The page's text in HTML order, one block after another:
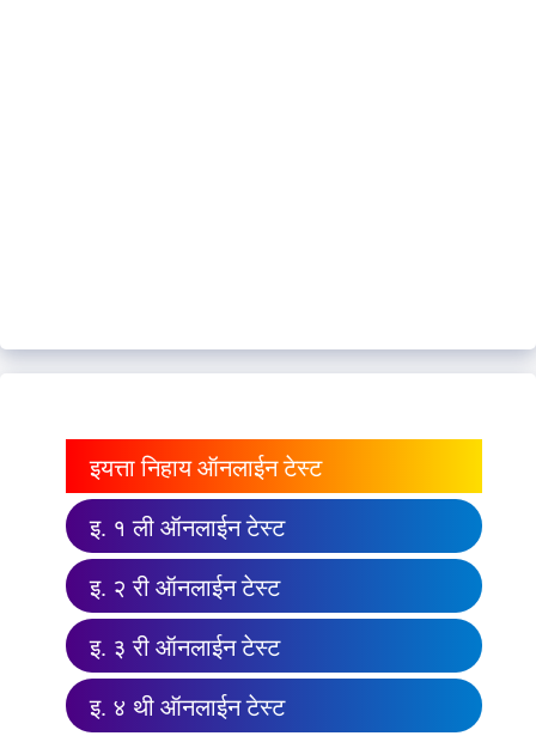
इयत्ता निहाय ऑनलाईन टेस्ट
इ. १ ली ऑनलाईन टेस्ट
इ. २ री ऑनलाईन टेस्ट
इ. ३ री ऑनलाईन टेस्ट
इ. ४ थी ऑनलाईन टेस्ट